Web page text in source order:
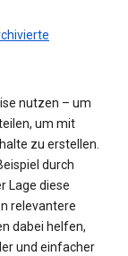
nutzen – um
um mit
zu erstellen.
durch
Lage diese
relevantere
dabei helfen,
und einfacher